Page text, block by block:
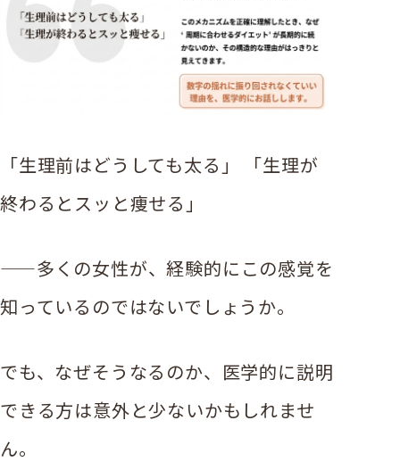
「生理前はどうしても太る」 「生理が
終わるとスッと痩せる」
——多くの女性が、経験的にこの感覚を
知っているのではないでしょうか。
でも、なぜそうなるのか、医学的に説明
できる方は意外と少ないかもしれませ
ん。